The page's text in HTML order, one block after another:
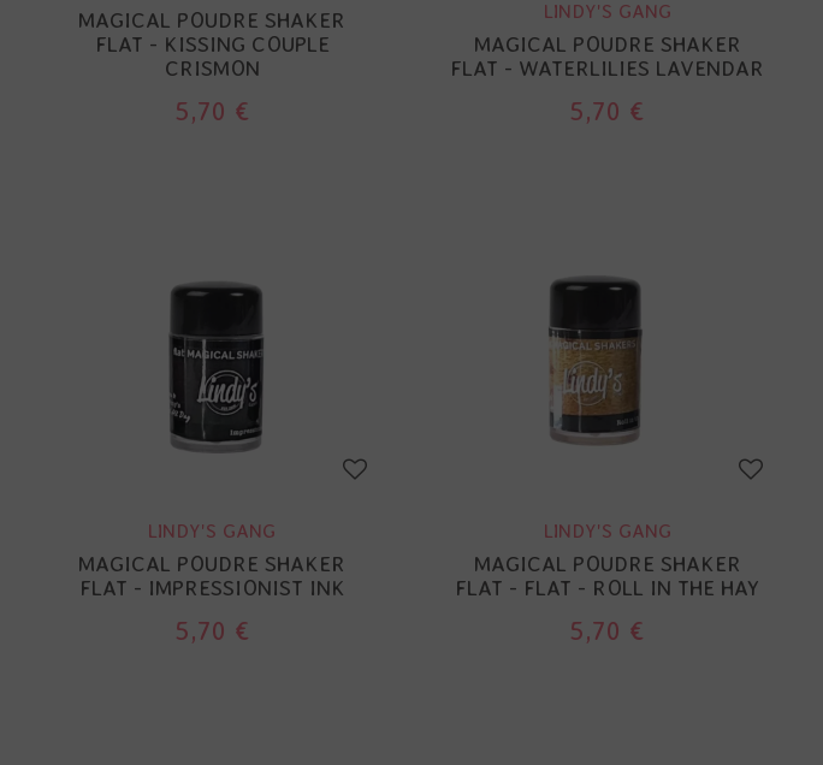
MAGICAL POUDRE SHAKER
FLAT - KISSING COUPLE
CRISMON
5,70 €
LINDY'S GANG
MAGICAL POUDRE SHAKER
FLAT - WATERLILIES LAVENDAR
5,70 €
LINDY'S GANG
MAGICAL POUDRE SHAKER
FLAT - IMPRESSIONIST INK
5,70 €
LINDY'S GANG
MAGICAL POUDRE SHAKER
FLAT - FLAT - ROLL IN THE HAY
5,70 €